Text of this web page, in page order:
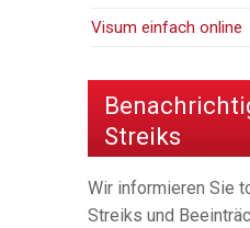
Visum einfach online
Streiks
Wir informieren Sie
Streiks und